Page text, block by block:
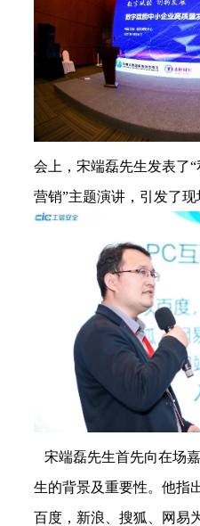
会上，宋端磊先生发表了
营销”主题演讲，引发了现
宋端磊先生首先向在场
生的背景及重要性。他指
百度，新浪、搜狐、网易